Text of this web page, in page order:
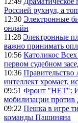
Россией рухнул, а
12:30 Электронные
онлайн
11:28 Электронные
важно принимать
10:56 Католикос
первом судебном
10:36
интеллект хромает,
09:51 Фронт "НЕТ":
мобилизации против
09:22 Пешка в игре
команды Пашиняна